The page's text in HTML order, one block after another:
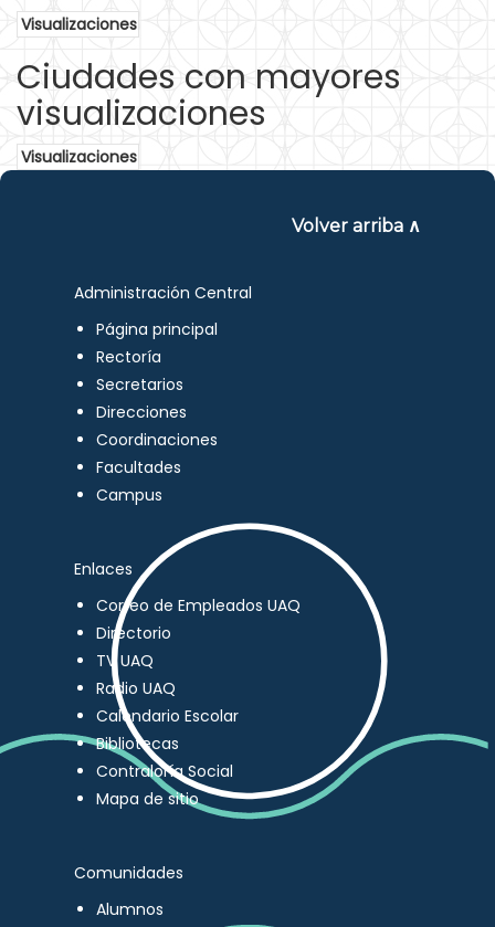
Visualizaciones
Ciudades con mayores
visualizaciones
Visualizaciones
Volver arriba ∧
Administración Central
Página principal
Rectoría
Secretarios
Direcciones
Coordinaciones
Facultades
Campus
Enlaces
Correo de Empleados UAQ
Directorio
TV UAQ
Radio UAQ
Calendario Escolar
Bibliotecas
Contraloría Social
Mapa de sitio
Comunidades
Alumnos